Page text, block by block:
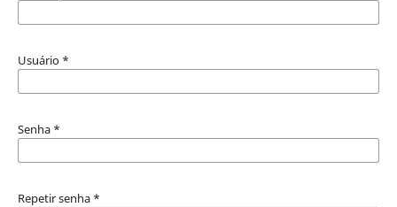
Usuário *
Senha *
Repetir senha *